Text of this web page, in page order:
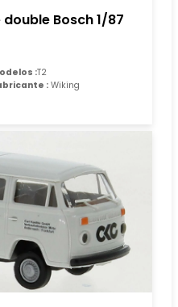
Bosch 1/87
:T2
: Wiking